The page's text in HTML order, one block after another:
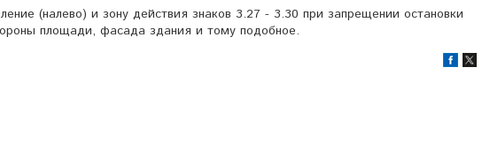
(налево) и зону действия знаков 3.27 - 3.30 при запрещении остановки
площади, фасада здания и тому подобное.